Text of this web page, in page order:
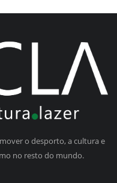
o desporto, a cultura e
no resto do mundo.